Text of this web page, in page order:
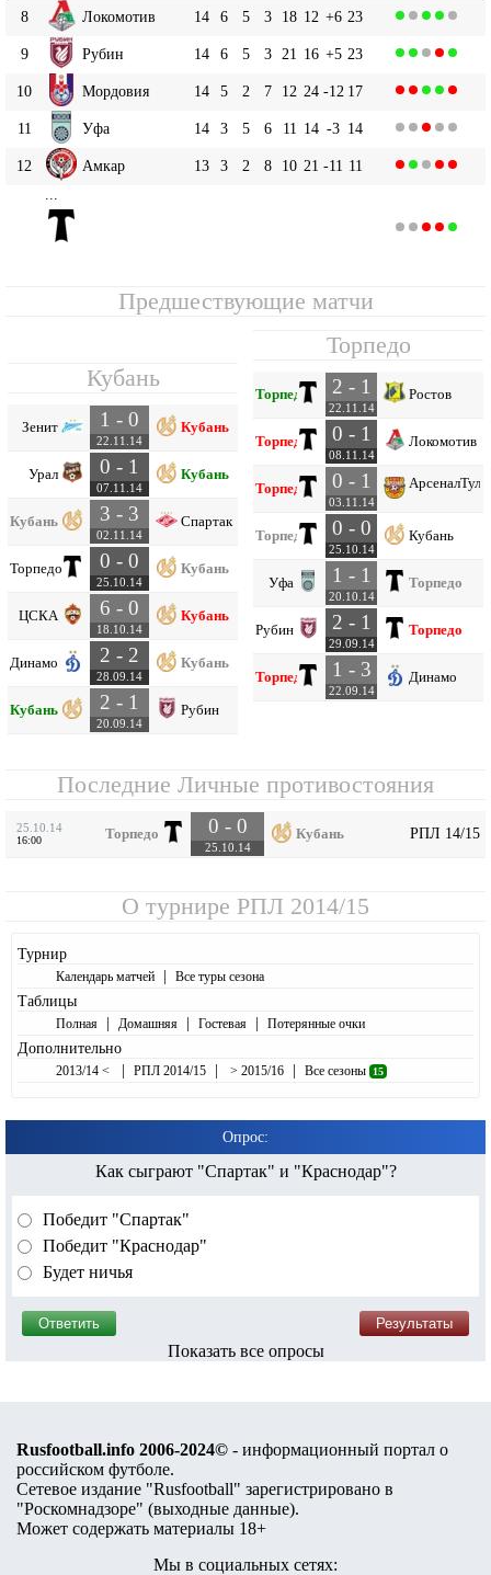
8 Локомотив 14 6 5 3 18 12 +6 23
9 Рубин 14 6 5 3 21 16 +5 23
10 Мордовия 14 5 2 7 12 24 -12 17
11 Уфа 14 3 5 6 11 14 -3 14
12 Амкар 13 3 2 8 10 21 -11 11
Предшествующие матчи
Кубань
Зенит 1 - 0
22.11.14
Кубань
Урал 0 - 1
07.11.14
Кубань
Кубань 3 - 3
02.11.14
Спартак
Торпедо 0 - 0
25.10.14
Кубань
ЦСКА 6 - 0
18.10.14
Кубань
Динамо 2 - 2
28.09.14
Кубань
Кубань 2 - 1
20.09.14
Рубин
Торпедо
Торпедо 2 - 1
22.11.14
Ростов
Торпедо 0 - 1
08.11.14
Локомотив
Торпедо 0 - 1
03.11.14
АрсеналТула
Торпедо 0 - 0
25.10.14
Кубань
Уфа 1 - 1
20.10.14
Торпедо
Рубин 2 - 1
29.09.14
Торпедо
Торпедо 1 - 3
22.09.14
Динамо
Последние Личные противостояния
25.10.14
16:00 Торпедо 0 - 0
25.10.14
Кубань РПЛ 14/15
О турнире РПЛ 2014/15
Турнир
Календарь матчей | Все туры сезона
Таблицы
Полная | Домашняя | Гостевая | Потерянные очки
Дополнительно
2013/14 < | РПЛ 2014/15 | > 2015/16 | Все сезоны 15
Опрос:
Как сыграют "Спартак" и "Краснодар"?
Победит "Спартак"
Победит "Краснодар"
Будет ничья
Показать все опросы
Rusfootball.info 2006-2024© - информационный портал о
российском футболе.
Сетевое издание "Rusfootball" зарегистрировано в
"Роскомнадзоре" (выходные данные).
Может содержать материалы 18+
Мы в социальных сетях: